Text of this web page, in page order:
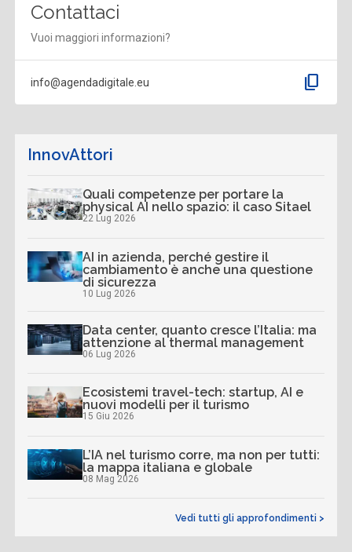
Contattaci
Vuoi maggiori informazioni?
info@agendadigitale.eu content_copy
InnovAttori
Quali competenze per portare la
physical AI nello spazio: il caso Sitael
22 Lug 2026
AI in azienda, perché gestire il
cambiamento è anche una questione
di sicurezza
10 Lug 2026
Data center, quanto cresce l’Italia: ma
attenzione al thermal management
06 Lug 2026
Ecosistemi travel-tech: startup, AI e
nuovi modelli per il turismo
15 Giu 2026
L’IA nel turismo corre, ma non per tutti:
la mappa italiana e globale
08 Mag 2026
Vedi tutti gli approfondimenti >